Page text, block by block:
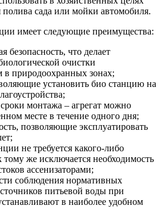
сада или мойки автомобиля.
имеет следующие преимущества:
безопасность, что делает
очистки
природоохранных зонах;
установить био станцию на
монтажа – агрегат можно
месте в течение одного дня;
позволяющие эксплуатировать
не требуется какого-либо
же исключается необходимость
ассенизаторами;
соблюдения нормативных
питьевой воды при
в наиболее удобном